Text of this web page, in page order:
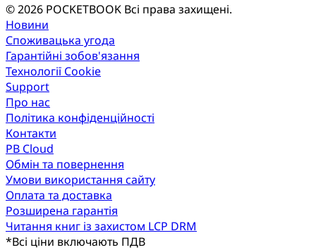
© 2026 POCKETBOOK Всі права захищені.
Новини
Споживацька угода
Гарантійні зобов'язання
Технології Cookie
Support
Про нас
Політика конфіденційності
Контакти
PB Cloud
Обмін та повернення
Умови використання сайту
Оплата та доставка
Розширена гарантія
Читання книг із захистом LCP DRM
*Всі ціни включають ПДВ